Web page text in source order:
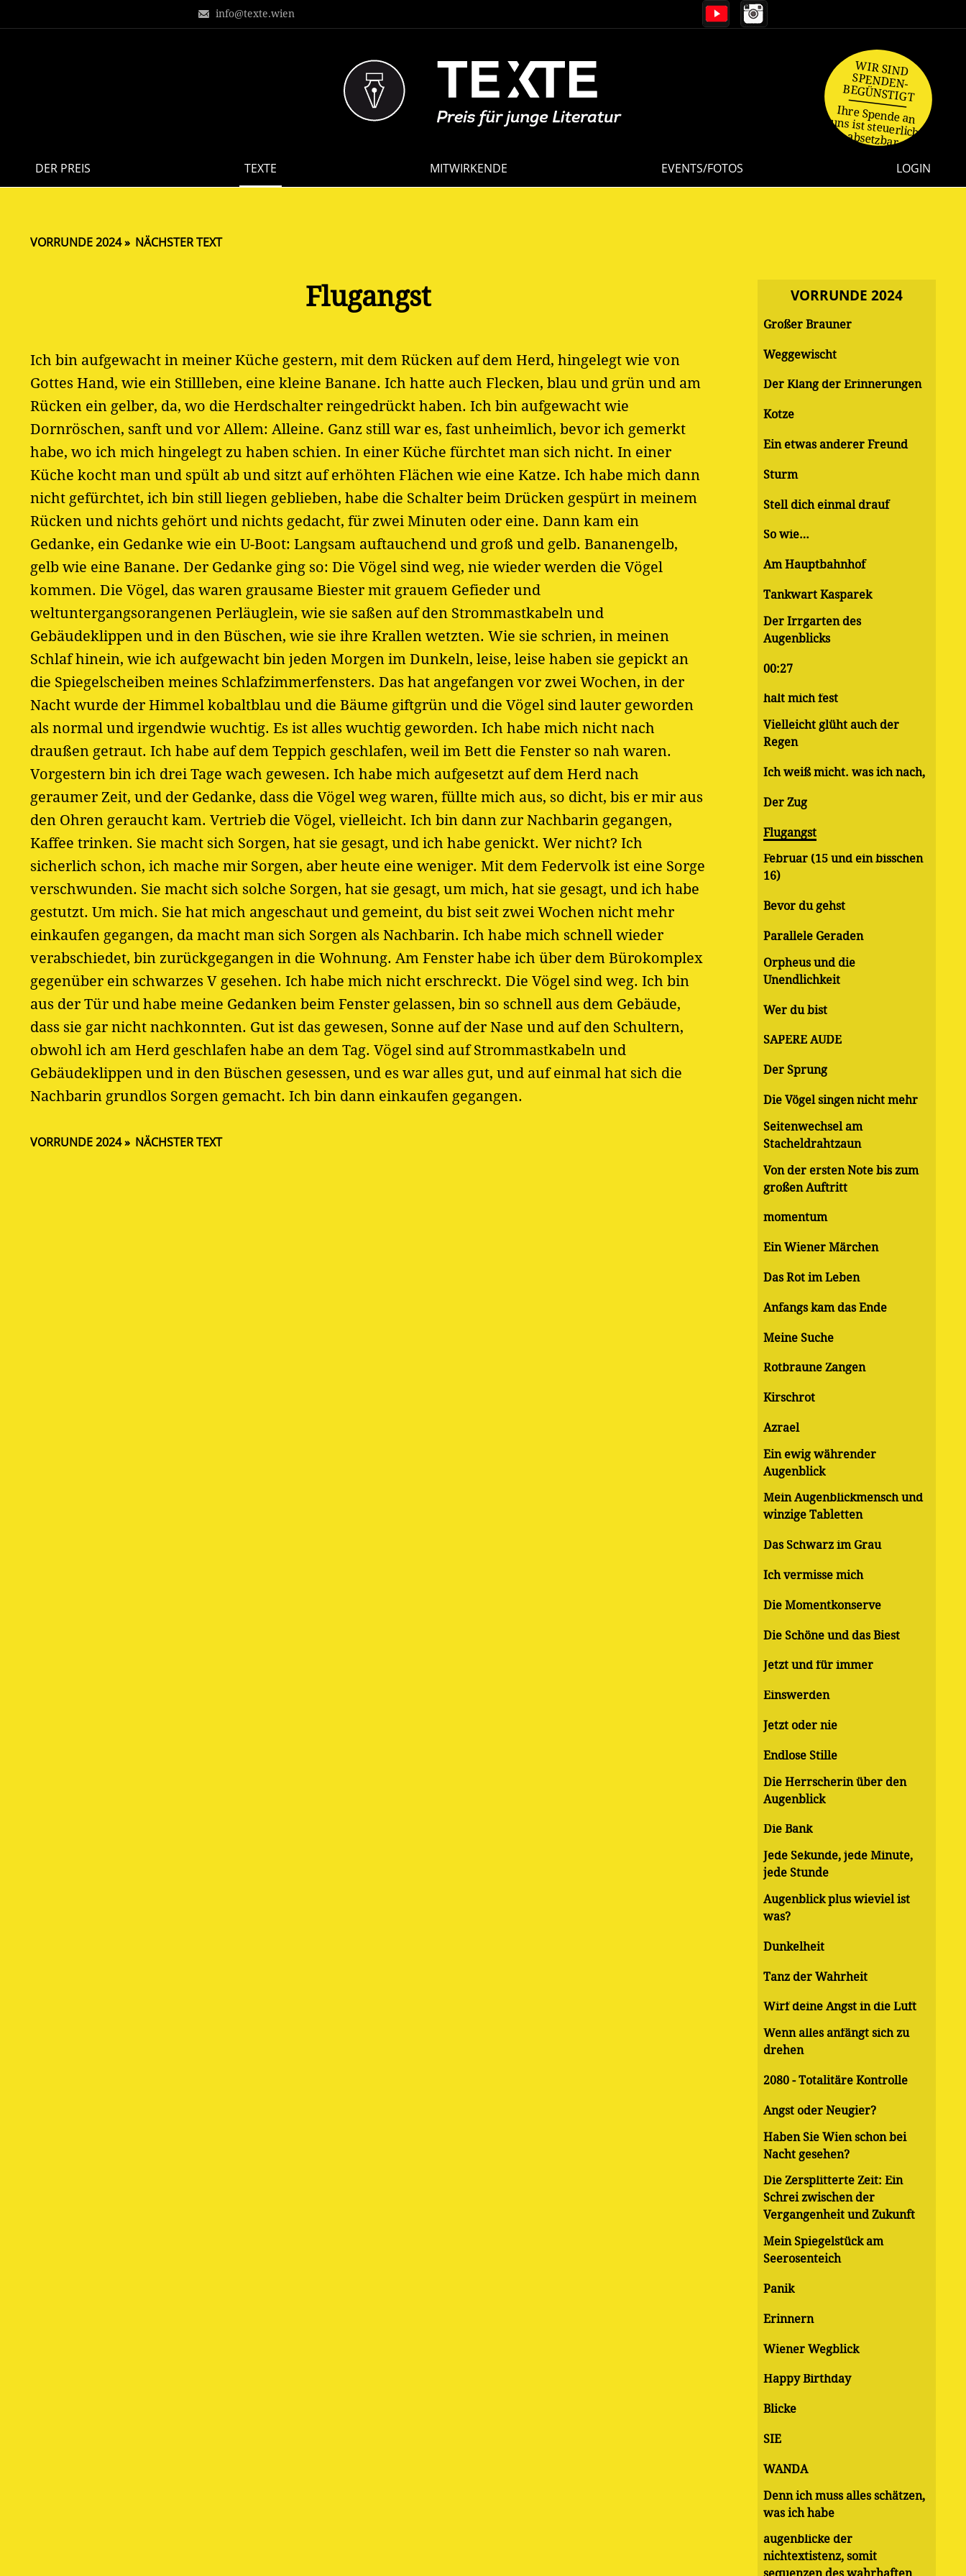
info@texte.wien
NAVIGATION
DER PREIS TEXTE MITWIRKENDE EVENTS/FOTOS LOGIN
WIR SIND
SPENDEN-
BEGÜNSTIGT
Ihre Spende an
uns ist steuerlich
absetzbar.
Flugangst
Ich bin aufgewacht in meiner Küche gestern, mit dem Rücken auf dem Herd, hingelegt wie von
Gottes Hand, wie ein Stillleben, eine kleine Banane. Ich hatte auch Flecken, blau und grün und am
Rücken ein gelber, da, wo die Herdschalter reingedrückt haben. Ich bin aufgewacht wie
Dornröschen, sanft und vor Allem: Alleine. Ganz still war es, fast unheimlich, bevor ich gemerkt
habe, wo ich mich hingelegt zu haben schien. In einer Küche fürchtet man sich nicht. In einer
Küche kocht man und spült ab und sitzt auf erhöhten Flächen wie eine Katze. Ich habe mich dann
nicht gefürchtet, ich bin still liegen geblieben, habe die Schalter beim Drücken gespürt in meinem
Rücken und nichts gehört und nichts gedacht, für zwei Minuten oder eine. Dann kam ein
Gedanke, ein Gedanke wie ein U-Boot: Langsam auftauchend und groß und gelb. Bananengelb,
gelb wie eine Banane. Der Gedanke ging so: Die Vögel sind weg, nie wieder werden die Vögel
kommen. Die Vögel, das waren grausame Biester mit grauem Gefieder und
weltuntergangsorangenen Perläuglein, wie sie saßen auf den Strommastkabeln und
Gebäudeklippen und in den Büschen, wie sie ihre Krallen wetzten. Wie sie schrien, in meinen
Schlaf hinein, wie ich aufgewacht bin jeden Morgen im Dunkeln, leise, leise haben sie gepickt an
die Spiegelscheiben meines Schlafzimmerfensters. Das hat angefangen vor zwei Wochen, in der
Nacht wurde der Himmel kobaltblau und die Bäume giftgrün und die Vögel sind lauter geworden
als normal und irgendwie wuchtig. Es ist alles wuchtig geworden. Ich habe mich nicht nach
draußen getraut. Ich habe auf dem Teppich geschlafen, weil im Bett die Fenster so nah waren.
Vorgestern bin ich drei Tage wach gewesen. Ich habe mich aufgesetzt auf dem Herd nach
geraumer Zeit, und der Gedanke, dass die Vögel weg waren, füllte mich aus, so dicht, bis er mir aus
den Ohren geraucht kam. Vertrieb die Vögel, vielleicht. Ich bin dann zur Nachbarin gegangen,
Kaffee trinken. Sie macht sich Sorgen, hat sie gesagt, und ich habe genickt. Wer nicht? Ich
sicherlich schon, ich mache mir Sorgen, aber heute eine weniger. Mit dem Federvolk ist eine Sorge
verschwunden. Sie macht sich solche Sorgen, hat sie gesagt, um mich, hat sie gesagt, und ich habe
gestutzt. Um mich. Sie hat mich angeschaut und gemeint, du bist seit zwei Wochen nicht mehr
einkaufen gegangen, da macht man sich Sorgen als Nachbarin. Ich habe mich schnell wieder
verabschiedet, bin zurückgegangen in die Wohnung. Am Fenster habe ich über dem Bürokomplex
gegenüber ein schwarzes V gesehen. Ich habe mich nicht erschreckt. Die Vögel sind weg. Ich bin
aus der Tür und habe meine Gedanken beim Fenster gelassen, bin so schnell aus dem Gebäude,
dass sie gar nicht nachkonnten. Gut ist das gewesen, Sonne auf der Nase und auf den Schultern,
obwohl ich am Herd geschlafen habe an dem Tag. Vögel sind auf Strommastkabeln und
Gebäudeklippen und in den Büschen gesessen, und es war alles gut, und auf einmal hat sich die
Nachbarin grundlos Sorgen gemacht. Ich bin dann einkaufen gegangen.
VORRUNDE 2024 NÄCHSTER TEXT
VORRUNDE 2024 NÄCHSTER TEXT
VORRUNDE 2024
Großer Brauner
Weggewischt
Der Klang der Erinnerungen
Kotze
Ein etwas anderer Freund
Sturm
Stell dich einmal drauf
So wie…
Am Hauptbahnhof
Tankwart Kasparek
Der Irrgarten des
Augenblicks
00:27
halt mich fest
Vielleicht glüht auch der
Regen
Ich weiß micht. was ich nach,
Der Zug
Flugangst
Februar (15 und ein bisschen
16)
Bevor du gehst
Parallele Geraden
Orpheus und die
Unendlichkeit
Wer du bist
SAPERE AUDE
Der Sprung
Die Vögel singen nicht mehr
Seitenwechsel am
Stacheldrahtzaun
Von der ersten Note bis zum
großen Auftritt
momentum
Ein Wiener Märchen
Das Rot im Leben
Anfangs kam das Ende
Meine Suche
Rotbraune Zangen
Kirschrot
Azrael
Ein ewig währender
Augenblick
Mein Augenblickmensch und
winzige Tabletten
Das Schwarz im Grau
Ich vermisse mich
Die Momentkonserve
Die Schöne und das Biest
Jetzt und für immer
Einswerden
Jetzt oder nie
Endlose Stille
Die Herrscherin über den
Augenblick
Die Bank
Jede Sekunde, jede Minute,
jede Stunde
Augenblick plus wieviel ist
was?
Dunkelheit
Tanz der Wahrheit
Wirf deine Angst in die Luft
Wenn alles anfängt sich zu
drehen
2080 - Totalitäre Kontrolle
Angst oder Neugier?
Haben Sie Wien schon bei
Nacht gesehen?
Die Zersplitterte Zeit: Ein
Schrei zwischen der
Vergangenheit und Zukunft
Mein Spiegelstück am
Seerosenteich
Panik
Erinnern
Wiener Wegblick
Happy Birthday
Blicke
SIE
WANDA
Denn ich muss alles schätzen,
was ich habe
augenblicke der
nichtextistenz, somit